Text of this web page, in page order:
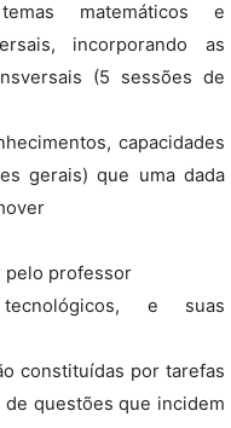
matemáticos e
incorporando as
(5 sessões de
capacidades
gerais) que uma dada
pelo professor
e suas
constituídas por tarefas
questões que incidem